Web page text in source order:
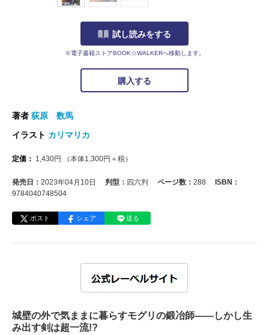
試し読みをする
※電子書籍ストアBOOK☆WALKERへ移動します。
購入する
著者 荻原 数馬
イラスト カリマリカ
定価： 1,430円 （本体1,300円＋税）
発売日： 2023年04月10日 判型： 四六判 ページ数： 288
ISBN：
9784040748504
ポスト シェア 送る
城壁の外で気ままに暮らすモグリの鍛冶師――しかし生
み出す剣は超一流!?